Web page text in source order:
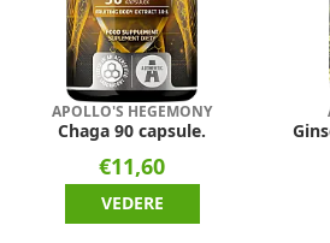
APOLLO'S HEGEMONY
Chaga 90 capsule.
€11,60
VEDERE